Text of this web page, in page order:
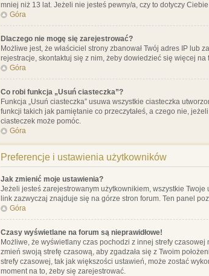
mniej niż 13 lat. Jeżeli nie jesteś pewny/a, czy to dotyczy
Góra
Dlaczego nie mogę się zarejestrować?
Możliwe jest, że właściciel strony zbanował Twój adres IP lub
rejestracje, skontaktuj się z nim, żeby dowiedzieć się więcej na
Góra
Co robi funkcja „Usuń ciasteczka”?
Funkcja „Usuń ciasteczka” usuwa wszystkie ciasteczka
funkcji takich jak pamiętanie co przeczytałeś, a czego nie,
ciasteczek może pomóc.
Góra
Preferencje i ustawienia użytkowników
Jak zmienić moje ustawienia?
Jeżeli jesteś zarejestrowanym użytkownikiem, wszystkie
link zazwyczaj znajduje się na górze stron forum. Ten panel
Góra
Czasy wyświetlane na forum są nieprawidłowe!
Możliwe, że wyświetlany czas pochodzi z innej strefy
zmień swoją strefę czasową, aby zgadzała się z Twoim
strefy czasowej, tak jak większości ustawień, może zostać
moment na to, żeby się zarejestrować.